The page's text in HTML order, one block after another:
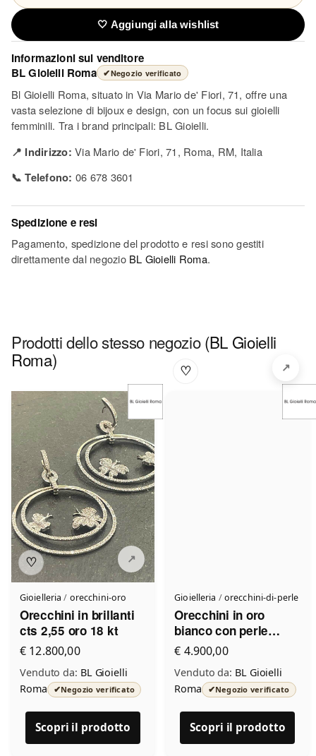
🤍 Aggiungi alla wishlist
Informazioni sul venditore
BL Gioielli Roma ✔Negozio verificato
Bl Gioielli Roma, situato in Via Mario de' Fiori, 71, offre una
vasta selezione di bijoux e design, con un focus sui gioielli
femminili. Tra i brand principali: BL Gioielli.
📍 Indirizzo: Via Mario de' Fiori, 71, Roma, RM, Italia
📞 Telefono: 06 678 3601
Spedizione e resi
Pagamento, spedizione del prodotto e resi sono gestiti
direttamente dal negozio BL Gioielli Roma.
Prodotti dello stesso negozio(BL Gioielli
Roma)
♡
Gioielleria / orecchini-oro
Orecchini in brillanti
cts 2,55 oro 18 kt
€ 12.800,00
Venduto da: BL Gioielli
Roma
✔Negozio verificato
Scopri il prodotto
♡
Gioielleria /orecchini-di-perle
Orecchini in oro
bianco con perle
australiane e brillanti
€ 4.900,00
Venduto da: BL Gioielli
Roma
✔Negozio verificato
Scopri il prodotto